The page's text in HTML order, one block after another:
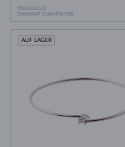
WEISSGOLD
DIAMANT CHAMPAGNE
AUF LAGER